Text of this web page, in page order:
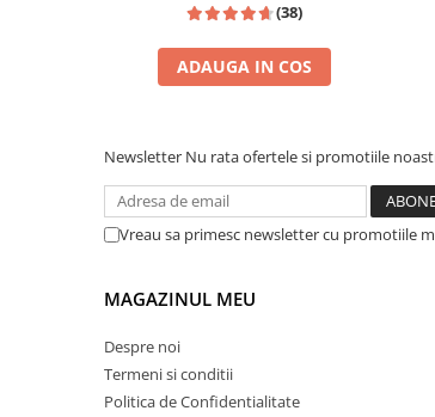
Parfumuri clona / Dupes
(38)
ADAUGA IN COS
Newsletter Nu rata ofertele si promotiile
Vreau sa primesc newsletter cu promotiile
MAGAZINUL MEU
Despre noi
Termeni si conditii
Politica de Confidentialitate